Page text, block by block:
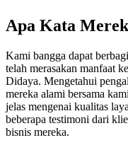
Apa Kata
Kami bangga dapat
telah merasakan manfaat
Didaya. Mengetahui
mereka alami bersama
jelas mengenai kualitas
beberapa testimoni dari
bisnis mereka.